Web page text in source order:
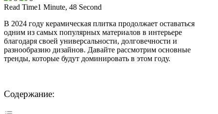
Read Time1 Minute, 48 Second
В 2024 году керамическая плитка продолжает оставаться
одним из самых популярных материалов в интерьере
благодаря своей универсальности, долговечности и
разнообразию дизайнов. Давайте рассмотрим основные
тренды, которые будут доминировать в этом году.
Содержание: